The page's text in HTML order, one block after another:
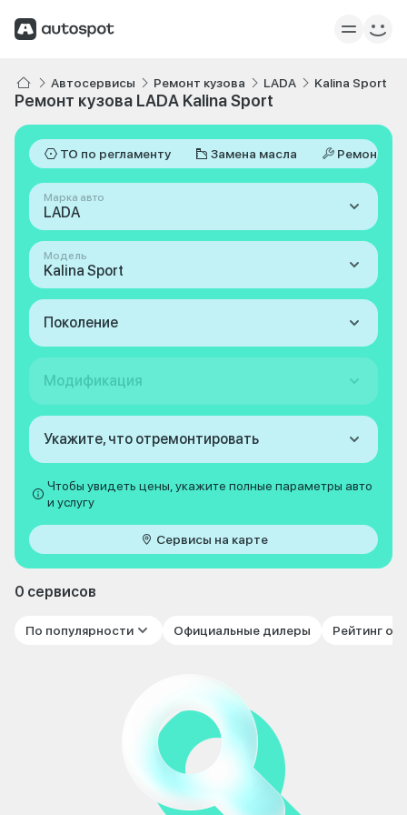
Автосервисы Ремонт кузова LADA Kalina Sport
Ремонт кузова LADA Kalina Sport
ТО по регламенту Замена масла Ремонт
Марка авто
LADA
Модель
Kalina Sport
Поколение
Модификация
Укажите, что отремонтировать
Чтобы увидеть цены, укажите полные параметры авто
и услугу
Сервисы на карте
0 сервисов
По популярности Официальные дилеры Рейтинг